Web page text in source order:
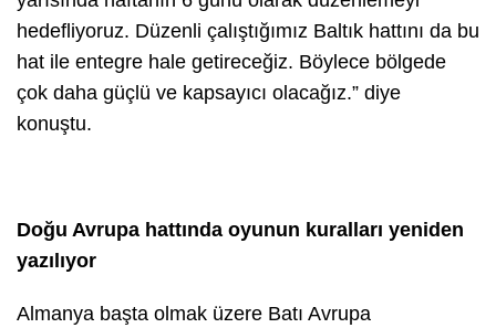
hedefliyoruz. Düzenli çalıştığımız Baltık hattını da bu
hat ile entegre hale getireceğiz. Böylece bölgede
çok daha güçlü ve kapsayıcı olacağız.” diye
konuştu.
Doğu Avrupa hattında oyunun kuralları yeniden
yazılıyor
Almanya başta olmak üzere Batı Avrupa